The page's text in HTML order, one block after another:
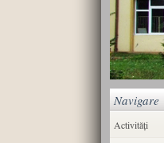
Navigare
Activități